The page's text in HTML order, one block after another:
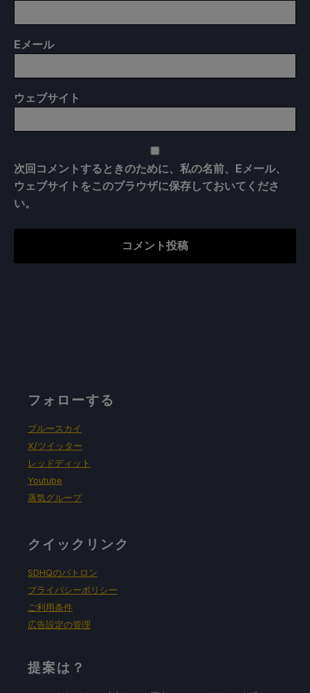
E メール
ウェブサイト
次回コメントするときのために、私の名前、Eメール、
ウェブサイトをこのブラウザに保存しておいてくださ
い。
フォローする
ブルースカイ
X/ツイッター
レッドディット
Youtube
蒸気グループ
クイックリンク
SDHQのパトロン
プライバシーポリシー
ご利用条件
広告設定の管理
提案は？